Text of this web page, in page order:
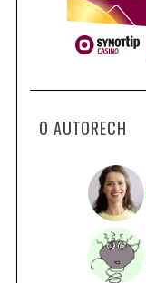
O AUTORECH